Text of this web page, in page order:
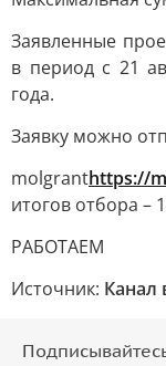
Заявленные
в период с 21
года.
Заявку можно
molgranthttps://
итогов отбора –
РАБОТАЕМ
Источник: